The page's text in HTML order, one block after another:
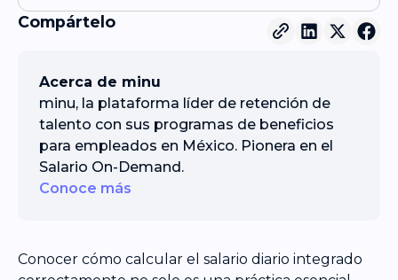
Compártelo
Acerca de minu
minu, la plataforma líder de retención de
talento con sus programas de beneficios
para empleados en México. Pionera en el
Salario On-Demand.
Conoce más
Conocer cómo calcular el salario diario integrado